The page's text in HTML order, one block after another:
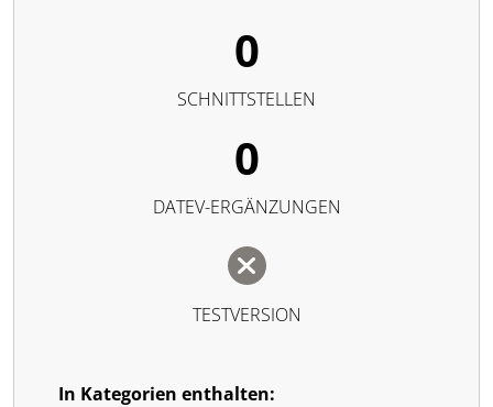
0
SCHNITTSTELLEN
0
DATEV-ERGÄNZUNGEN
TESTVERSION
In Kategorien enthalten: